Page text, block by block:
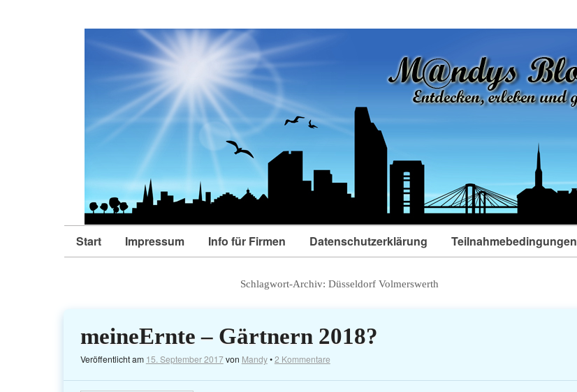
Start Impressum Info für Firmen Datenschutzerklärung Teilnahmebedingungen
Schlagwort-Archiv:Düsseldorf Volmerswerth
meineErnte – Gärtnern 2018?
Veröffentlicht am 15. September 2017von Mandy•2 Kommentare